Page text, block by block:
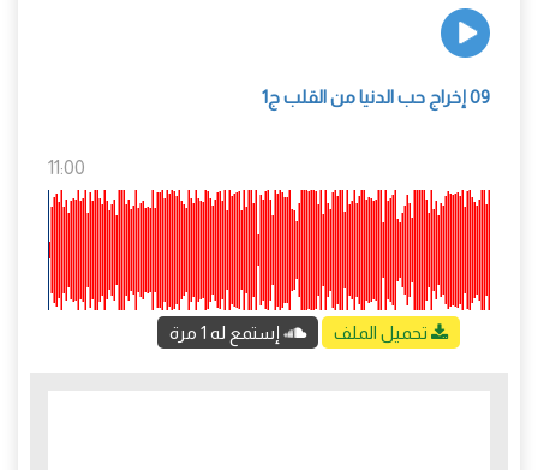
09 إخراج حب الدنيا من القلب ج1
11:00
تحميل الملف إستمع له 1 مرة